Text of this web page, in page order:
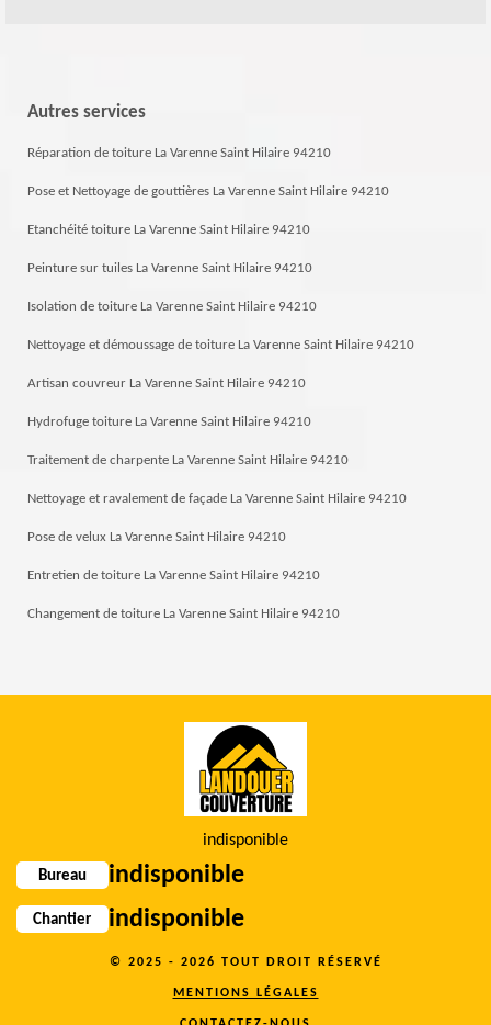
Autres services
Réparation de toiture La Varenne Saint Hilaire 94210
Pose et Nettoyage de gouttières La Varenne Saint Hilaire 94210
Etanchéité toiture La Varenne Saint Hilaire 94210
Peinture sur tuiles La Varenne Saint Hilaire 94210
Isolation de toiture La Varenne Saint Hilaire 94210
Nettoyage et démoussage de toiture La Varenne Saint Hilaire 94210
Artisan couvreur La Varenne Saint Hilaire 94210
Hydrofuge toiture La Varenne Saint Hilaire 94210
Traitement de charpente La Varenne Saint Hilaire 94210
Nettoyage et ravalement de façade La Varenne Saint Hilaire 94210
Pose de velux La Varenne Saint Hilaire 94210
Entretien de toiture La Varenne Saint Hilaire 94210
Changement de toiture La Varenne Saint Hilaire 94210
indisponible
Bureau indisponible
Chantier indisponible
© 2025 - 2026 TOUT DROIT RÉSERVÉ
MENTIONS LÉGALES